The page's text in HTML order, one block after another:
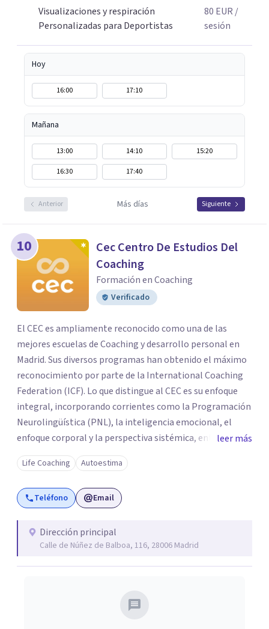
Visualizaciones y respiración
Personalizadas para Deportistas
80 EUR /
sesión
Hoy
16:00 17:10
Mañana
13:00 14:10
15:20
16:30
17:40
Anterior Más días Siguiente
10
Cec Centro De Estudios Del
Coaching
Formación en Coaching
Verificado
El CEC es ampliamente reconocido como una de las
mejores escuelas de Coaching y desarrollo personal en
Madrid. Sus diversos programas han obtenido el máximo
reconocimiento por parte de la International Coaching
Federation (ICF). Lo que distingue al CEC es su enfoque
integral, incorporando corrientes como la Programación
Neurolingüística (PNL), la inteligencia emocional, el
enfoque corporal y la perspectiva sistémica, entre otras.
Esta combinación de metodologías diversas enriquece las
formaciones y brinda a los estudiantes una perspectiva
sólida y amplia. En CEC se promueve firmemente la
importancia de integrar teoría y práctica, lo que permite
estudiantes tienen la oportunidad de aplicar lo aprendido
en un entorno seguro y apoyado, lo que facilita su
crecimiento y desarrollo personal. Con un enfoque
capacitados y comprometidos.
leer más
Life Coaching Autoestima
Teléfono Email
Dirección principal
Calle de Núñez de Balboa, 116, 28006 Madrid